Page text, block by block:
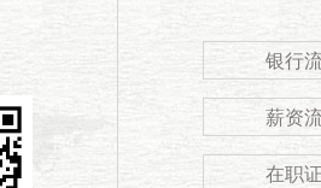
银行
薪资
在职